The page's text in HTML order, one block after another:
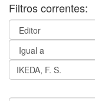
Filtros correntes: